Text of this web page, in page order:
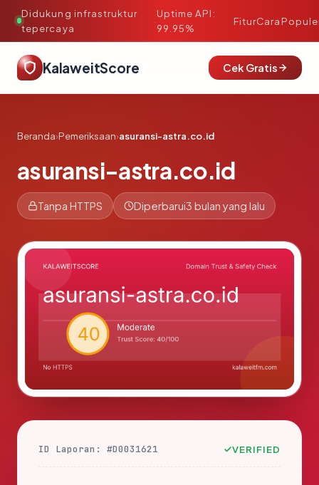
Didukung infrastruktur
tepercaya
·
Uptime API:
99.95%
FiturCara
KalaweitScore Cek Gratis
Beranda›Pemeriksaan›asuransi-astra.co.id
asuransi-astra.co.id
Tanpa HTTPS Diperbarui3 bulan yang lalu
ID Laporan: #D0031621 VERIFIED